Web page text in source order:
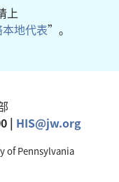
上
地代表”。
| HIS@jw.org
of Pennsylvania